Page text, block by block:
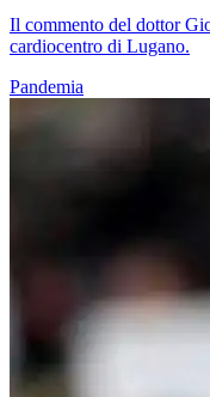
Il commento del dottor
cardiocentro di Lugano.
Pandemia